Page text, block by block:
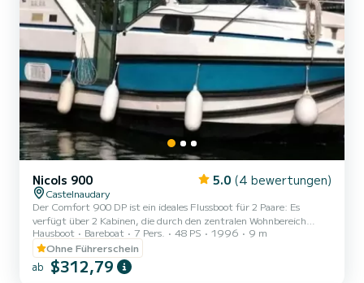
Nicols 900 5.0 (4 bewertungen)
Castelnaudary
Der Comfort 900 DP ist ein ideales Flussboot für 2 Paare: Es
verfügt über 2 Kabinen, die durch den zentralen Wohnbereich
getrennt sind, was maximale Privatsphäre garantiert. Jede Kabine
bietet großzügige Platzverhältnisse (Stehhöhe von etwa 2 Metern)
und direkten Zugang zu einem eigenen Badezimmer. MAXIMALE
BELEGUNG Maximale Belegung: 7 Personen Empfohlene Belegung:
Hausboot Bareboat 7 Pers. 48 PS 1996
9 m
Ohne Führerschein
ab $312,79